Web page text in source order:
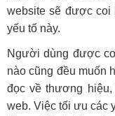
website sẽ được coi
yếu tố này.
Người dùng được
nào cũng đều muốn
đọc về thương
web. Việc tối ưu các